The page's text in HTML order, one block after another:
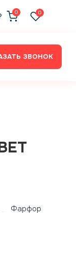
0 0
ЗВОНОК
Фарфор